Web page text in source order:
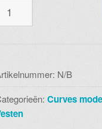
N/B
Curves